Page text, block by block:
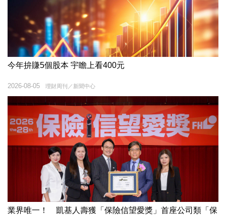
今年拚賺5個股本 宇瞻上看400元
理財周刊／新聞中心
2026-08-05
業界唯一！ 凱基人壽獲「保險信望愛獎」首座公司類「保